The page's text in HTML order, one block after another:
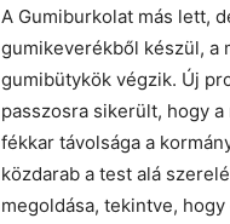
A Gumiburkolat más lett,
gumikeverékből készül, a
gumibütykök végzik. Új
passzosra sikerült, hogy
fékkar távolsága a
közdarab a test alá
megoldása, tekintve,